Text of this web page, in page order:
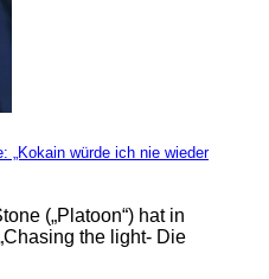
„Kokain würde ich nie wieder
(„Platoon“) hat in
the light- Die